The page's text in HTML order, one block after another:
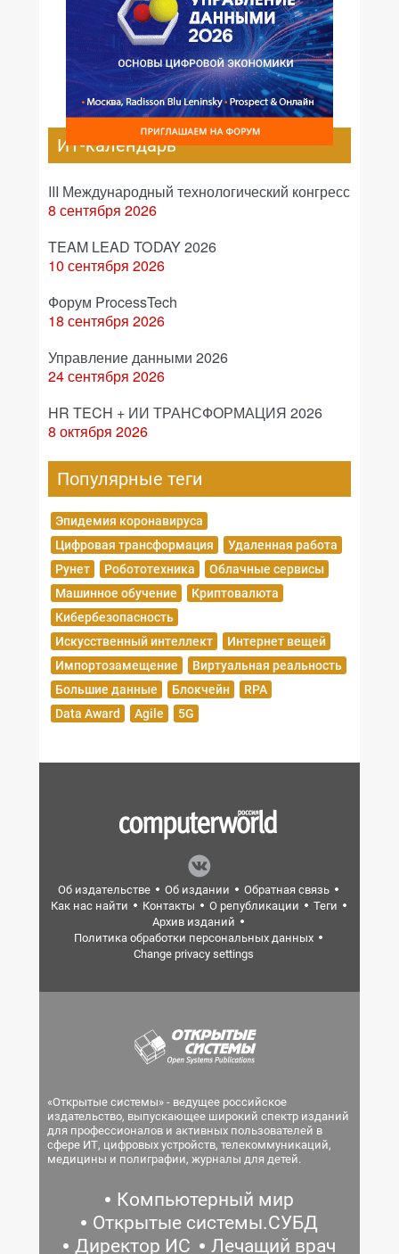
ИТ-календарь
III Международный технологический конгресс
8 сентября 2026
TEAM LEAD TODAY 2026
10 сентября 2026
Форум ProcessTech
18 сентября 2026
Управление данными 2026
24 сентября 2026
HR TECH + ИИ ТРАНСФОРМАЦИЯ 2026
8 октября 2026
Популярные теги
Эпидемия коронавируса
Цифровая трансформация
Удаленная работа
Рунет
Робототехника
Облачные сервисы
Машинное обучение
Криптовалюта
Кибербезопасность
Искусственный интеллект
Интернет вещей
Импортозамещение
Виртуальная реальность
Большие данные
Блокчейн
RPA
Data Award
Agile 5G
Об издательстве Об издании
Обратная связь
Как нас найти
Контакты О републикации
Теги
Архив изданий
Политика обработки персональных данных
Change privacy settings
«Открытые системы» - ведущее российское
издательство, выпускающее широкий спектр изданий
для профессионалов и активных пользователей в
сфере ИТ, цифровых устройств, телекоммуникаций,
медицины и полиграфии, журналы для детей.
Компьютерный мир
Открытые системы.СУБД
Директор ИС
Лечащий врач